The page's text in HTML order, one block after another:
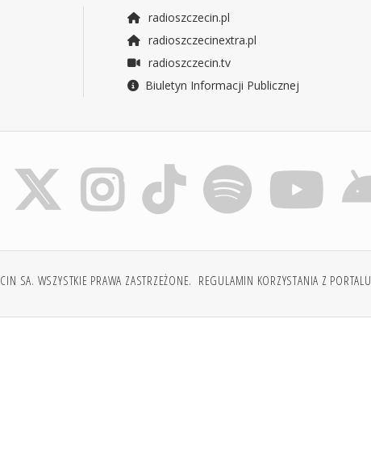
radioszczecin.pl
radioszczecinextra.pl
radioszczecin.tv
Biuletyn Informacji Publicznej
SA. WSZYSTKIE PRAWA ZASTRZEŻONE. REGULAMIN KORZYSTANIA Z PORTALU